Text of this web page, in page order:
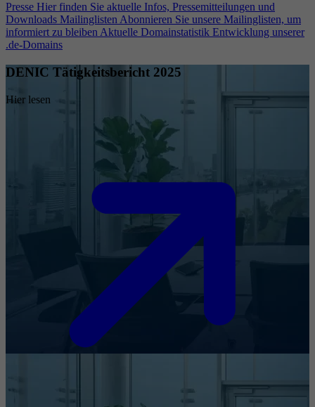
Presse Hier finden Sie aktuelle Infos, Pressemitteilungen und
Downloads Mailinglisten Abonnieren Sie unsere Mailinglisten, um
informiert zu bleiben Aktuelle Domainstatistik Entwicklung unserer
.de-Domains
DENIC Tätigkeitsbericht 2025
Hier lesen